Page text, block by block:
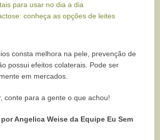
para usar no dia a dia
conheça as opções de leites
consta melhora na pele, prevenção de
possui efeitos colaterais. Pode ser
em mercados.
conte para a gente o que achou!
Angelica Weise da Equipe Eu Sem